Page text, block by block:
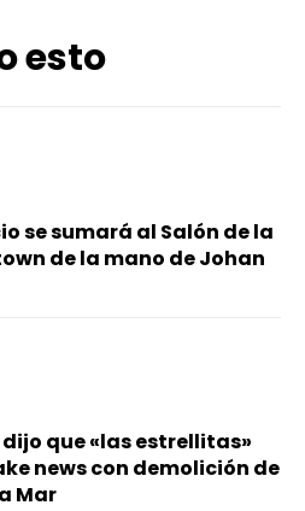
esto
se sumará al Salón de la
de la mano de Johan
que «las estrellitas»
news con demolición de
Mar